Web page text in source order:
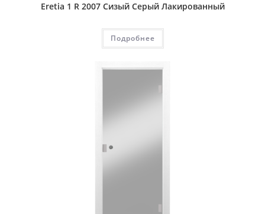
Eretia 1 R 2007 Сизый Серый Лакированный
Подробнее